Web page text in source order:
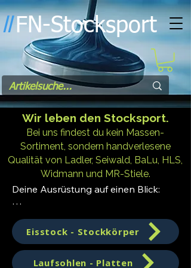
ll FN-Stocksport
Wir leben den Stocksport.
Bei uns findest du kein Massen-
Sortiment, sondern handverlesene
Qualität von Ladler, Seiwald, BaLu, HLS,
Widmann und MR-Stiele.
Deine Ausrüstung auf einen Blick:
Einsteiger bis zum Turnierprofi.
Laufsohlen: IFI-gerecht, von extrem
schnell bis streng gedämpft.
Eisstock - Stockkörper
Laufsohlen - Platten